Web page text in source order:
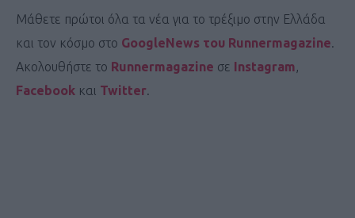
Μάθετε πρώτοι όλα τα νέα για το τρέξιμο στην Ελλάδα
και τον κόσμο στο GoogleNews του Runnermagazine.
Ακολουθήστε το Runnermagazine σε Instagram,
Facebook και Twitter.